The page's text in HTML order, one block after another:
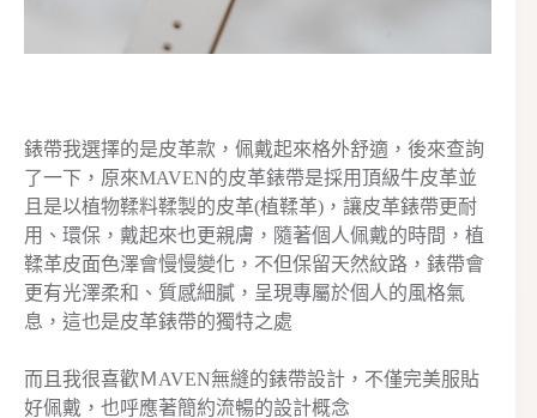
錶帶我選擇的是皮革款，佩戴起來格外舒適，後來查詢
了一下，原來MAVEN的皮革錶帶是採用頂級牛皮革並
且是以植物鞣料鞣製的皮革(植鞣革)，讓皮革錶帶更耐
用、環保，戴起來也更親膚，隨著個人佩戴的時間，植
鞣革皮面色澤會慢慢變化，不但保留天然紋路，錶帶會
更有光澤柔和、質感細膩，呈現專屬於個人的風格氣
息，這也是皮革錶帶的獨特之處
而且我很喜歡ＭAVEN無縫的錶帶設計，不僅完美服貼
好佩戴，也呼應著簡約流暢的設計概念